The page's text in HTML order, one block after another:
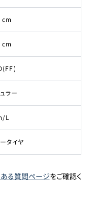
cm
cm
ラー
L
タイヤ
ある質問ページをご確認く